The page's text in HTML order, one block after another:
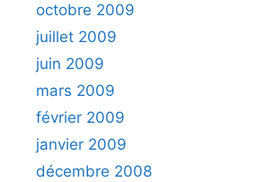
octobre 2009
juillet 2009
juin 2009
mars 2009
février 2009
janvier 2009
décembre 2008